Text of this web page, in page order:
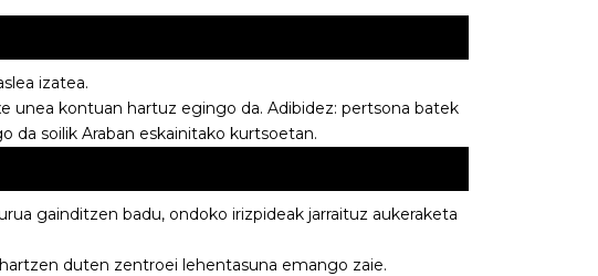
izatea.
unea kontuan hartuz egingo da. Adibidez: pertsona batek
da soilik Araban eskainitako kurtsoetan.
gainditzen badu, ondoko irizpideak jarraituz aukeraketa
duten zentroei lehentasuna emango zaie.